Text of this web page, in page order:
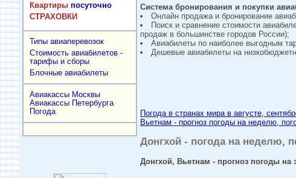
Квартиры посуточно
СТРАХОВКИ
Типы авиаперевозок
Стоимость авиабилетов -
тарифы и сборы
Блочные авиабилеты
Авиакассы Москвы
Авиакассы Петербурга
Погода
Система бронирования и покупки
Онлайн продажа и бронирование
Поиск и сравнение стоимости
продаж в большинстве городов России);
Авиабилеты по наиболее выгодным
Дешевые авиабилеты на
Погода в странах мира в августе,
Вьетнам - прогноз погоды на неделю,
Донгхой - погода на неделю,
Донгхой, Вьетнам - прогноз погоды на